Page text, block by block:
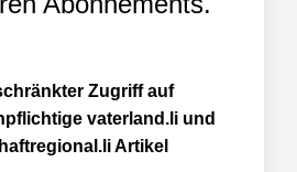
Zugriff auf
vaterland.li und
Artikel